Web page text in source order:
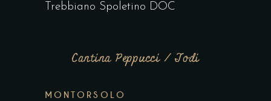
Trebbiano Spoletino DOC
Cantina Peppucci / Todi
MONTORSOLO